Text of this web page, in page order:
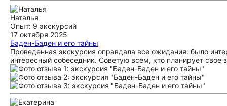
Наталья
Опыт: 9 экскурсий
17 октября 2025
Баден-Баден и его тайны
Проведенная экскурсия оправдала все ожидания: было
интересный собеседник. Советую всем, кто планирует свое